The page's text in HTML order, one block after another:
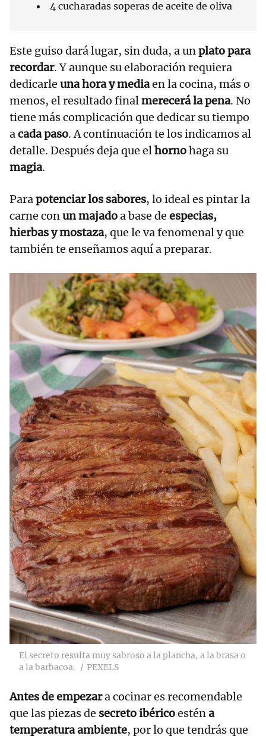
4 cucharadas soperas de aceite de oliva
Este guiso dará lugar, sin duda, a unplato para
recordar. Y aunque su elaboración requiera
dedicarle una hora y mediaen la cocina, más o
menos, el resultado finalmerecerá la pena. No
tiene más complicación que dedicar su tiempo
acada paso. A continuación te los indicamos al
detalle. Después deja que elhornohaga su
magia.
Parapotenciar los sabores, lo ideal es pintar la
carne conun majadoa base de especias,
hierbas y mostaza, que le va fenomenal y que
también te enseñamos aquí a preparar.
El secreto resulta muy sabroso a la plancha, a la brasa o
a la barbacoa.
PEXELS
Antes de empezara cocinar es recomendable
que las piezas de secreto ibéricoesténa
temperatura ambiente, por lo que tendrás que